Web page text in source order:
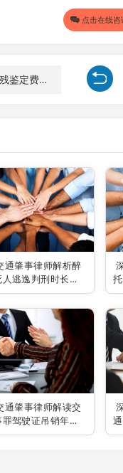
点击在线咨
深圳交通肇事律师视角：交通事故伤残鉴定费该由肇事者支付吗？
通肇事律师解析醉
逃逸判刑时长问
通肇事律师解读交
驾驶证吊销年限
据